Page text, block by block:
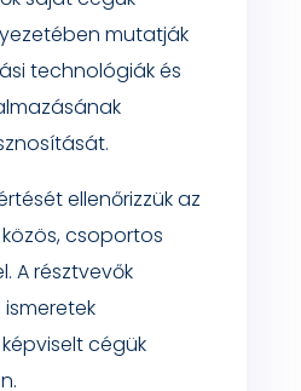
mutatják
technológiák és
ellenőrizzük az
csoportos
A résztvevők
cégük